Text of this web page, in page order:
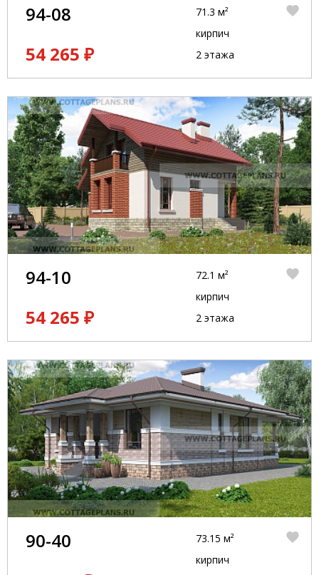
94-08
54 265 ₽
71.3 м²
кирпич
2 этажа
94-10
54 265 ₽
72.1 м²
кирпич
2 этажа
90-40
73.15 м²
кирпич